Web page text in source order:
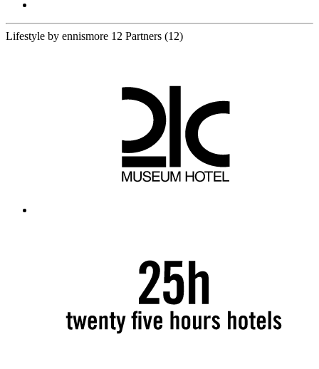
Lifestyle by ennismore 12 Partners (12)